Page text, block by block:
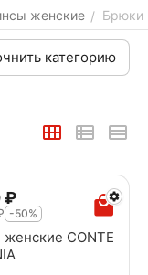
женские / Брюки
категорию
₽
-50%
CONTE